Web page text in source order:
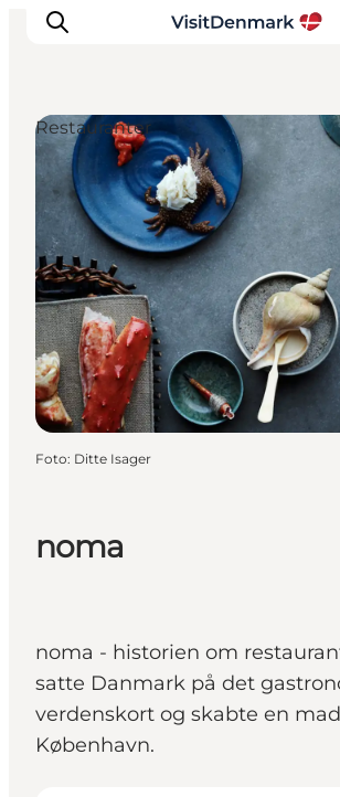
Inspiration
Destinationer
Oplevelser
Overnatning
Planlæg ferien
noma
noma - historien om
satte Danmark på det
verdenskort og skabte en
København.
Restauranter
Foto: Ditte Isager